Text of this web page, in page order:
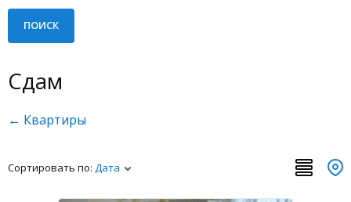
Сдам
← Квартиры
Сортировать по: Дата